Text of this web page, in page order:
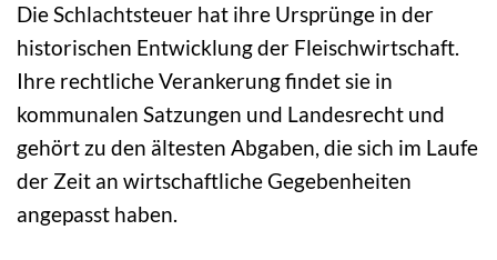
Die Schlachtsteuer hat ihre Ursprünge in der
historischen Entwicklung der Fleischwirtschaft.
Ihre rechtliche Verankerung findet sie in
kommunalen Satzungen und Landesrecht und
gehört zu den ältesten Abgaben, die sich im Laufe
der Zeit an wirtschaftliche Gegebenheiten
angepasst haben.